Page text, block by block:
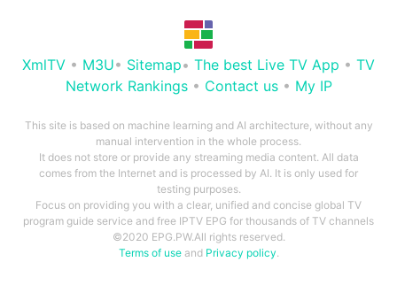
XmlTV • M3U• Sitemap• The best Live TV App • TV
Network Rankings• Contact us• My IP
This site is based on machine learning and AI architecture, without any
manual intervention in the whole process.
It does not store or provide any streaming media content. All data
comes from the Internet and is processed by AI. It is only used for
testing purposes.
Focus on providing you with a clear, unified and concise global TV
program guide service and free IPTV EPG for thousands of TV channels
©2020 EPG.PW.All rights reserved.
Terms of useand Privacy policy.